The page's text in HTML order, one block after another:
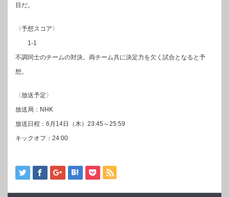
目だ。
〈予想スコア〉
1-1
不調同士のチームの対決。両チーム共に決定力を欠く試合となると予
想。
〈放送予定〉
放送局：NHK
放送日程：6月14日（木）23:45～25:59
キックオフ：24:00